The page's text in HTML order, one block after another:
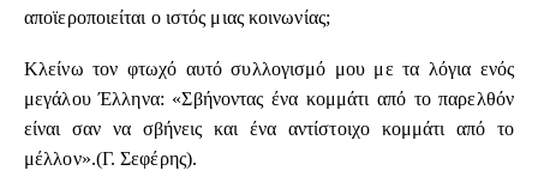
αποϊεροποιείται ο ιστός μιας κοινωνίας;
Κλείνω τον φτωχό αυτό συλλογισμό μου με τα λόγια ενός
μεγάλου Έλληνα: «Σβήνοντας ένα κομμάτι από το παρελθόν
είναι σαν να σβήνεις και ένα αντίστοιχο κομμάτι από το
μέλλον».(Γ. Σεφέρης).